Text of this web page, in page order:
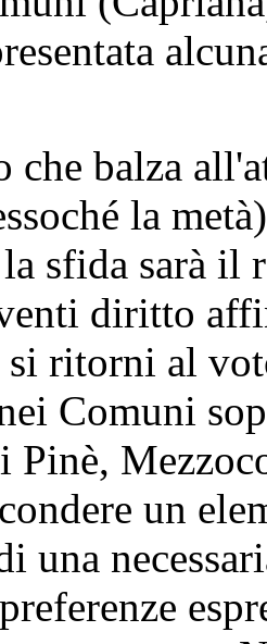
balza
la
sfida sarà il
diritto
si ritorni al
Comuni
Pinè,
un
una